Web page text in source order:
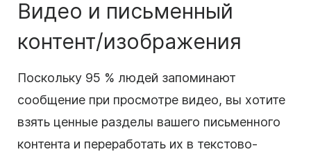
Видео и письменный
контент/изображения
Поскольку 95 % людей запоминают
сообщение при просмотре видео, вы хотите
взять ценные разделы вашего письменного
контента и переработать их в текстово-